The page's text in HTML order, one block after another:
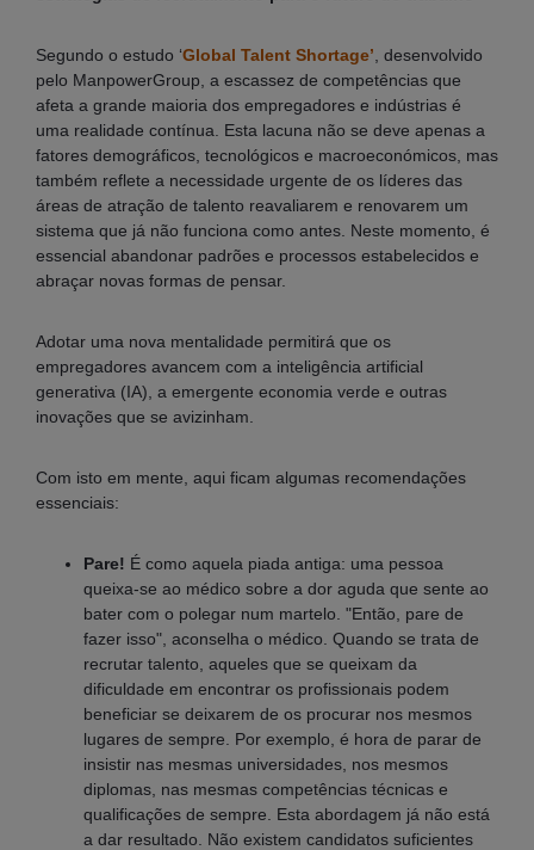
Segundo o estudo ‘Global Talent Shortage’ , desenvolvido
pelo ManpowerGroup, a escassez de competências que
afeta a grande maioria dos empregadores e indústrias é
uma realidade contínua. Esta lacuna não se deve apenas a
fatores demográficos, tecnológicos e macroeconómicos, mas
também reflete a necessidade urgente de os líderes das
áreas de atração de talento reavaliarem e renovarem um
sistema que já não funciona como antes. Neste momento, é
essencial abandonar padrões e processos estabelecidos e
abraçar novas formas de pensar.
Adotar uma nova mentalidade permitirá que os
empregadores avancem com a inteligência artificial
generativa (IA), a emergente economia verde e outras
inovações que se avizinham.
Com isto em mente, aqui ficam algumas recomendações
essenciais:
Pare! É como aquela piada antiga: uma pessoa
queixa-se ao médico sobre a dor aguda que sente ao
bater com o polegar num martelo. "Então, pare de
fazer isso", aconselha o médico. Quando se trata de
recrutar talento, aqueles que se queixam da
dificuldade em encontrar os profissionais podem
beneficiar se deixarem de os procurar nos mesmos
lugares de sempre. Por exemplo, é hora de parar de
insistir nas mesmas universidades, nos mesmos
diplomas, nas mesmas competências técnicas e
qualificações de sempre. Esta abordagem já não está
a dar resultado. Não existem candidatos suficientes